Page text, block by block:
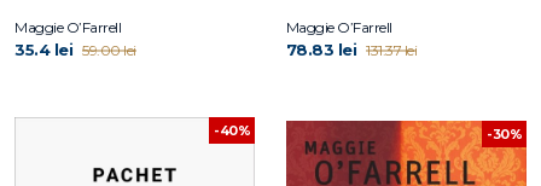
Maggie O’Farrell
35.4 lei 59.00 lei
Maggie O’Farrell
78.83 lei 131.37 lei
-40% -30%